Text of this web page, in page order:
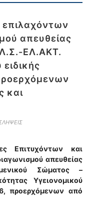
επιλαχόντων
απευθείας
ΕΛ.ΑΚΤ.
και
Επιτυχόντων και
απευθείας
Σώματος –
Υγειονομικού
προερχόμενων από